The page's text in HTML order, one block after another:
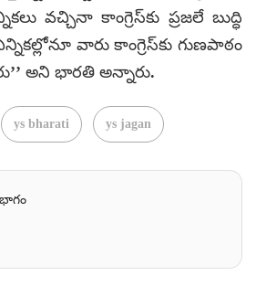
వచ్చినా కాంగ్రెస్‌కు ప్రజలే బుద్ధి
వారు కాంగ్రెస్‌కు గుణపాఠం
అని భారతి అన్నారు.
ys bharati ys jagan